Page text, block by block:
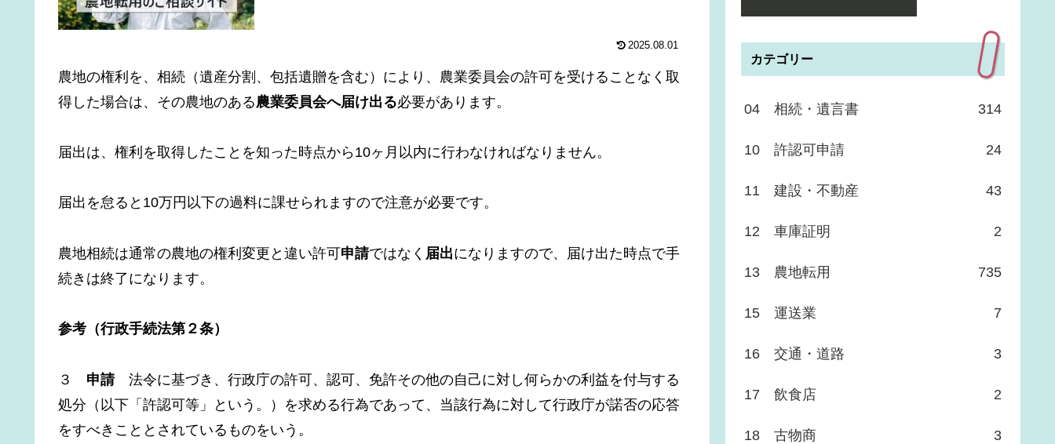
2025.08.01
農地の権利を、相続（遺産分割、包括遺贈を含む）により、農業委員会の許可を受けることなく取
得した場合は、その農地のある農業委員会へ届け出る必要があります。
届出は、権利を取得したことを知った時点から10ヶ月以内に行わなければなりません。
届出を怠ると10万円以下の過料に課せられますので注意が必要です。
農地相続は通常の農地の権利変更と違い許可申請ではなく 届出になりますので、届け出た時点で手
続きは終了になります。
参考（行政手続法第２条）
３ 申請法令に基づき、行政庁の許可、認可、免許その他の自己に対し何らかの利益を付与する
処分（以下「許認可等」という。）を求める行為であって、当該行為に対して行政庁が諾否の応答
をすべきこととされているものをいう。
カテゴリー
04 相続・遺言書 314
10 許認可申請 24
11 建設・不動産 43
12 車庫証明 2
13 農地転用 735
15 運送業 7
16 交通・道路 3
17 飲食店 2
18 古物商 3